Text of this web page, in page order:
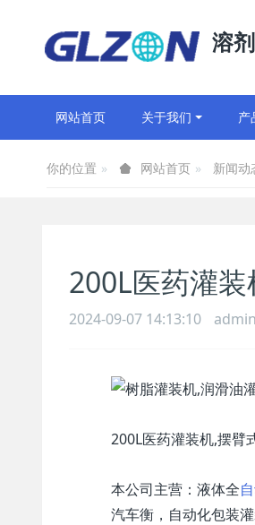
溶
网站首页 关于我们 产
你的位置 网站首页 新闻动
200L医药灌
2024-09-07 14:13:10 admin
200L医药灌装机,摆臂
本公司主营：液体全
汽车衡，自动化包装